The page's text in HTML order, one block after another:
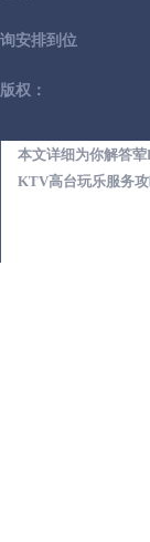
本文详细为你解答
KTV高台玩乐服务攻
询安排到位
版权：